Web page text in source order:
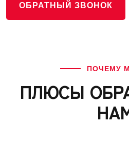
ОБРАТНЫЙ ЗВОНОК
ПОЧЕМУ
ПЛЮСЫ